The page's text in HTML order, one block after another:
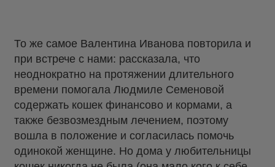
То же самое Валентина Иванова повторила и
при встрече с нами: рассказала, что
неоднократно на протяжении длительного
времени помогала Людмиле Семеновой
содержать кошек финансово и кормами, а
также безвозмездным лечением, поэтому
вошла в положение и согласилась помочь
одинокой женщине. Но дома у любительницы